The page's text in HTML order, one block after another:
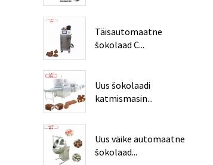
Täisautomaatne
šokolaad C...
Uus šokolaadi
katmismasin...
Uus väike automaatne
šokolaad...